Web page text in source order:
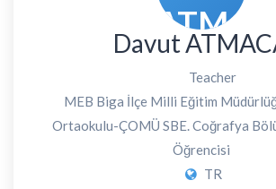
Davut
Teacher
MEB Biga İlçe Milli Eğitim
Ortaokulu-ÇOMÜ SBE. Coğrafya
Öğrencisi
TR